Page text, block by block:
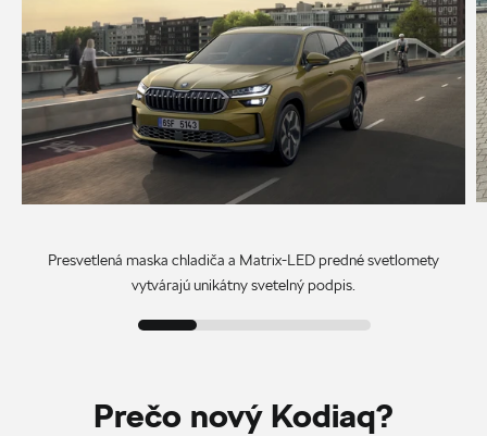
Presvetlená maska chladiča a Matrix-LED predné svetlomety
vytvárajú unikátny svetelný podpis.
Prečo nový Kodiaq?